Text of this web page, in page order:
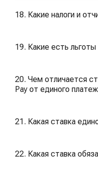
18. Какие налоги и
19. Какие есть льготы
20. Чем отличается
Pay от единого
21. Какая ставка
22. Какая ставка